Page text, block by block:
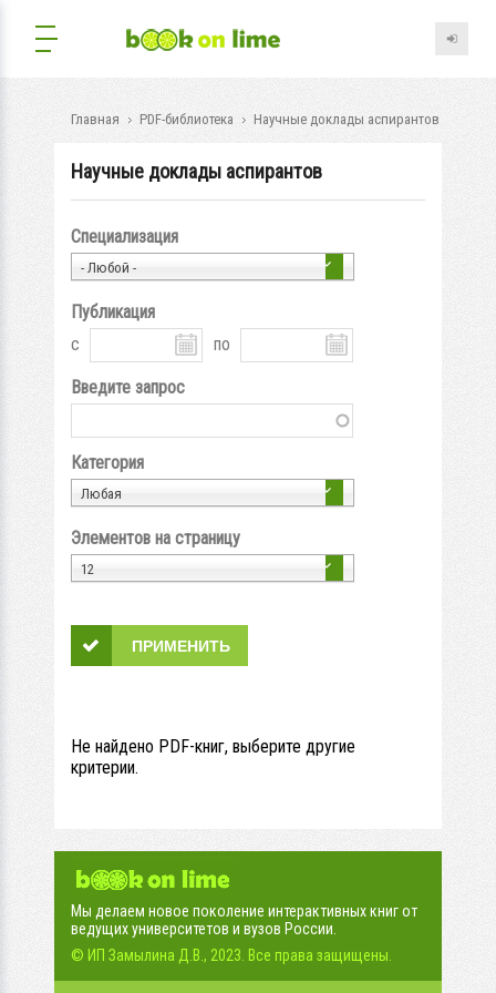
Главная PDF-библиотека Научные доклады аспирантов
Научные доклады аспирантов
Специализация
- Любой -
Публикация
с
по
Введите запрос
Категория
Любая
Элементов на страницу
12
Не найдено PDF-книг, выберите другие
критерии.
Мы делаем новое поколение интерактивных книг от
ведущих университетов и вузов России.
© ИП Замылина Д.В., 2023. Все права защищены.